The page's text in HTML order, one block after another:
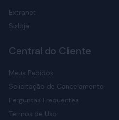
Extranet
Sisloja
Central do Cliente
Meus Pedidos
Solicitação de Cancelamento
Perguntas Frequentes
Termos de Uso